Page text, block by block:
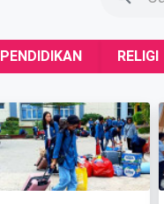
PENDIDIKAN RELIGI